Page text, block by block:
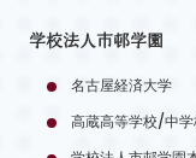
学校法人市邨学園
名古屋経済大学
高蔵高等学校/中